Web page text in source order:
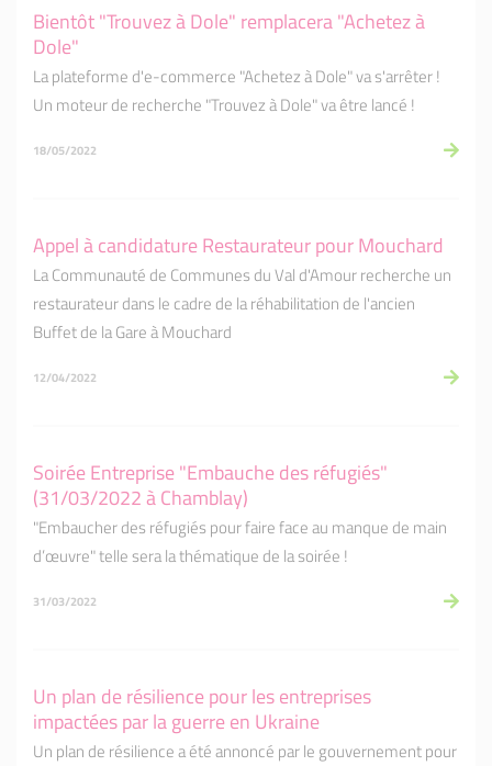
Bientôt "Trouvez à Dole" remplacera "Achetez à
Dole"
La plateforme d'e-commerce "Achetez à Dole" va s'arrêter !
Un moteur de recherche "Trouvez à Dole" va être lancé !
18/05/2022
Appel à candidature Restaurateur pour Mouchard
La Communauté de Communes du Val d'Amour recherche un
restaurateur dans le cadre de la réhabilitation de l'ancien
Buffet de la Gare à Mouchard
12/04/2022
Soirée Entreprise "Embauche des réfugiés"
(31/03/2022 à Chamblay)
"Embaucher des réfugiés pour faire face au manque de main
d’œuvre" telle sera la thématique de la soirée !
31/03/2022
Un plan de résilience pour les entreprises
impactées par la guerre en Ukraine
Un plan de résilience a été annoncé par le gouvernement pour